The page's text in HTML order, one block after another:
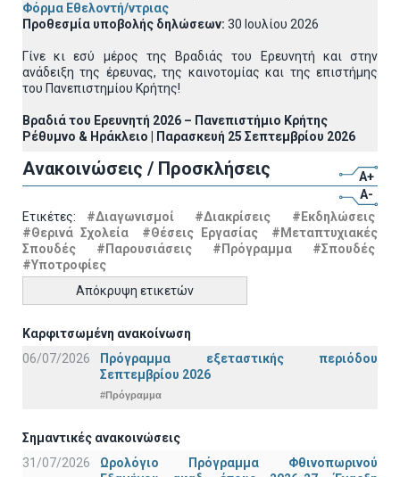
Φόρμα Εθελοντή/ντριας
Προθεσμία υποβολής δηλώσεων: 30 Ιουλίου 2026
Γίνε κι εσύ μέρος της Βραδιάς του Ερευνητή και στην
ανάδειξη της έρευνας, της καινοτομίας και της επιστήμης
του Πανεπιστημίου Κρήτης!
Βραδιά του Ερευνητή 2026 – Πανεπιστήμιο Κρήτης
Ρέθυμνο & Ηράκλειο | Παρασκευή 25 Σεπτεμβρίου 2026
Ανακοινώσεις / Προσκλήσεις
A+
A-
Ετικέτες: #Διαγωνισμοί #Διακρίσεις
#Εκδηλώσεις
#Θερινά Σχολεία
#Θέσεις Εργασίας
#Μεταπτυχιακές
Σπουδές
#Παρουσιάσεις #Πρόγραμμα
#Σπουδές
#Υποτροφίες
Απόκρυψη ετικετών
Καρφιτσωμένη ανακοίνωση
06/07/2026
Πρόγραμμα εξεταστικής περιόδου
Σεπτεμβρίου 2026
#Πρόγραμμα
Σημαντικές ανακοινώσεις
31/07/2026
Ωρολόγιο Πρόγραμμα Φθινοπωρινού